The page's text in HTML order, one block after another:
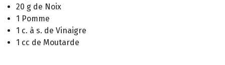
20 g de Noix
1 Pomme
1 c. à s. de Vinaigre
1 cc de Moutarde